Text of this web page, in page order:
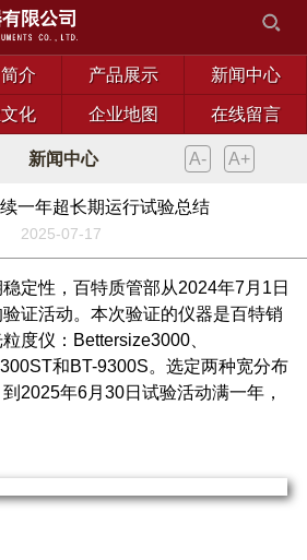
介 产品展示 新闻中心
化 企业地图 在线留言
新闻中心 A- A+
一年超长期运行试验总结
2025-07-17
定性，百特质管部从2024年7月1日
证活动。本次验证的仪器是百特销
度仪：Bettersize3000、
和BT-9300S。选定两种宽分布
2025年6月30日试验活动满一年，